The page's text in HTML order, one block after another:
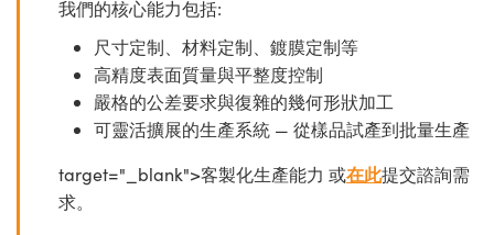
我們的核心能力包括:
尺寸定制、材料定制、鍍膜定制等
高精度表面質量與平整度控制
嚴格的公差要求與復雜的幾何形狀加工
可靈活擴展的生產系統 — 從樣品試產到批量生產
target="_blank">客製化生產能力 或在此提交諮詢需
求。